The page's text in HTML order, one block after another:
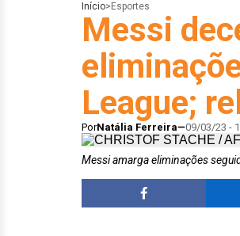
Início> Esportes
Messi
League;
PorNatália Ferreira 09/03/23 -
Messi amarga eliminações